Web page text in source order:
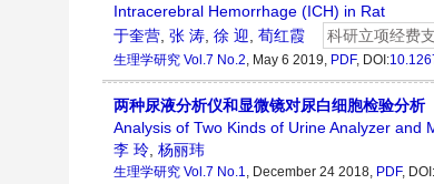
Intracerebral Hemorrhage (ICH) in Rat
于奎营, 张 涛, 徐 迎, 荀红霞 科研立项经费
生理学研究 Vol.7 No.2, May 6 2019, PDF, DOI:
两种尿液分析仪和显微镜对尿白细胞检验分析
Analysis of Two Kinds of Urine Analyzer and
李 玲, 杨丽玮
生理学研究 Vol.7 No.1, December 24 2018, PDF, DOI: